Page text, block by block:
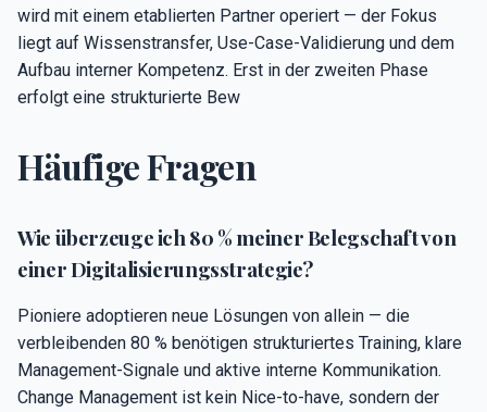
wird mit einem etablierten Partner operiert — der Fokus
liegt auf Wissenstransfer, Use-Case-Validierung und dem
Aufbau interner Kompetenz. Erst in der zweiten Phase
erfolgt eine strukturierte Bew
Häufige Fragen
Wie überzeuge ich 80 % meiner Belegschaft von
einer Digitalisierungsstrategie?
Pioniere adoptieren neue Lösungen von allein — die
verbleibenden 80 % benötigen strukturiertes Training, klare
Management-Signale und aktive interne Kommunikation.
Change Management ist kein Nice-to-have, sondern der